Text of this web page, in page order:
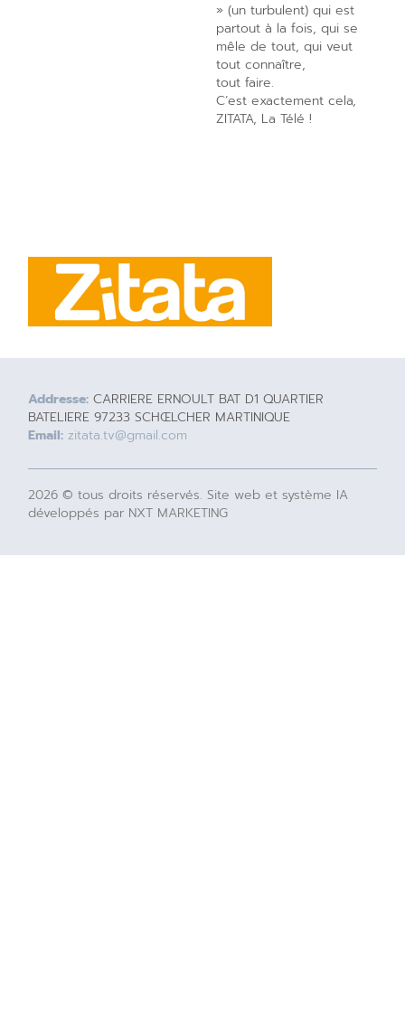
» (un turbulent) qui est
partout à la fois, qui se
mêle de tout, qui veut
tout connaître,
tout faire.
C’est exactement cela,
ZITATA, La Télé !
Addresse: CARRIERE ERNOULT BAT D1 QUARTIER
BATELIERE 97233 SCHŒLCHER MARTINIQUE
Email: zitata.tv@gmail.com
2026 © tous droits réservés. Site web et système IA
développés par NXT MARKETING